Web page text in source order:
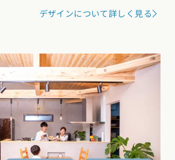
デザインについて詳しく見る